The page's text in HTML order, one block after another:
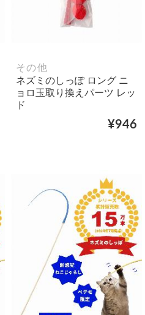
その他
ネズミのしっぽ ロング ニ
ョロ玉取り換えパーツ レッ
ド
¥946